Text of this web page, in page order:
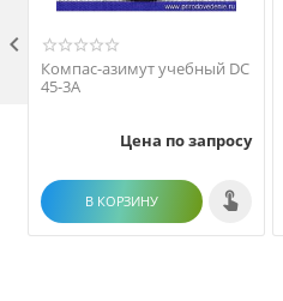
Компас-азимут учебный DC
45-3А
Цена по запросу
В КОРЗИНУ
